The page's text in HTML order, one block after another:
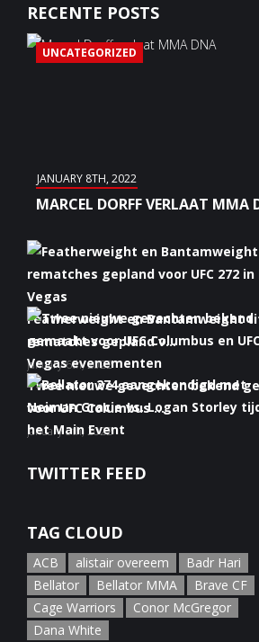
RECENTE POSTS
UNCATEGORIZED
JANUARY 8TH, 2022
MARCEL DORFF VERLAAT MMA
Featherweight en Bantamweight
rematches gepland v...
January 6th, 2022
Twee nieuwe gevechten bekend
voor UFC Columbus ...
January 5th, 2022
Gracie vs. Logan S...
TWITTER FEED
TAG CLOUD
ACB alistair overeem
Badr Hari
Bellator
Bellator MMA
Brave CF
Cage Warriors
Conor McGregor
Dana White